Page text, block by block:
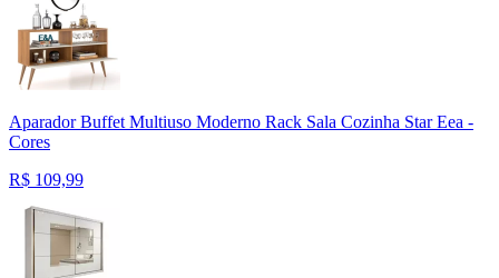
Aparador Buffet Multiuso Moderno Rack Sala Cozinha Star Eea -
Cores
R$ 109,99